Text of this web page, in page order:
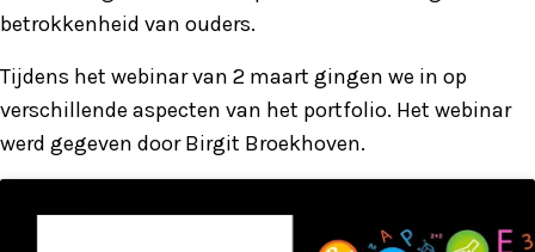
betrokkenheid van ouders.
Tijdens het webinar van 2 maart gingen we in op
verschillende aspecten van het portfolio. Het webinar
werd gegeven door Birgit Broekhoven.